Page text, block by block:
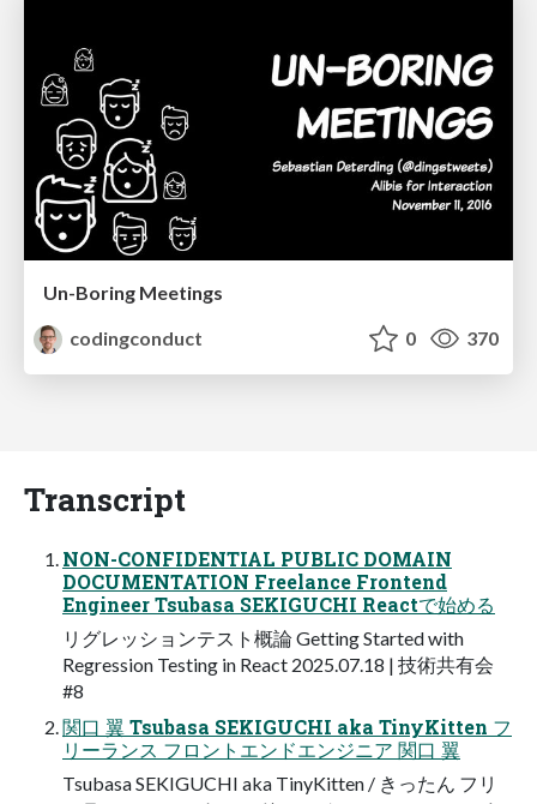
Un-Boring Meetings
codingconduct
0 370
Transcript
NON-CONFIDENTIAL PUBLIC DOMAIN
DOCUMENTATION Freelance Frontend
Engineer Tsubasa SEKIGUCHI Reactで始める
リグレッションテスト概論 Getting Started with
Regression Testing in React 2025.07.18 | 技術共有会
#8
関口 翼 Tsubasa SEKIGUCHI aka TinyKitten フ
リーランス フロントエンドエンジニア 関口 翼
Tsubasa SEKIGUCHI aka TinyKitten / きったん フリ